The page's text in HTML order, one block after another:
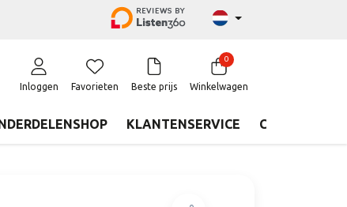
Inloggen Favorieten Beste prijs
0
Winkelwagen
KLANTENSERVICE CONTACT